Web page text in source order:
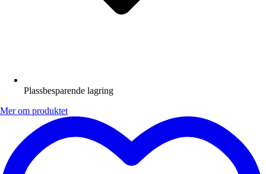
Plassbesparende lagring
Mer om produktet